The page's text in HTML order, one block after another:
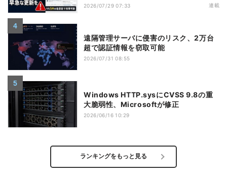
「wp2shell」で早急な更新を【7月16日
2026/07/29 07:33 連載
遠隔管理サーバに侵害のリスク、2万台
超で認証情報を窃取可能
2026/07/31 08:55
Windows HTTP.sysにCVSS 9.8の重
大脆弱性、Microsoftが修正
2026/06/16 10:29
ランキングをもっと見る